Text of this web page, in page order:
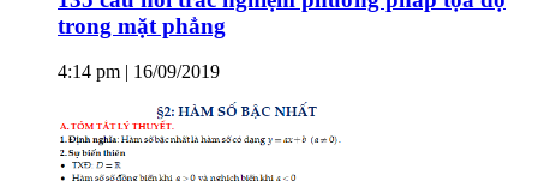
trong mặt phẳng
4:14 pm | 16/09/2019